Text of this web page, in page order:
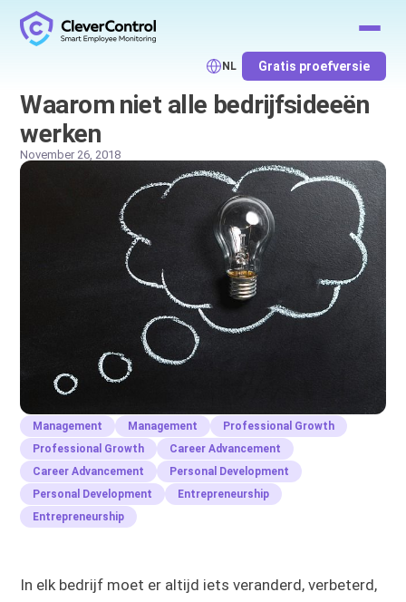
NL Gratis proefversie
Waarom niet alle bedrijfsideeën
werken
November 26, 2018
Management Management
Professional Growth
Professional Growth
Career Advancement
Career Advancement
Personal Development
Personal Development
Entrepreneurship
Entrepreneurship
In elk bedrijf moet er altijd iets veranderd, verbeterd,